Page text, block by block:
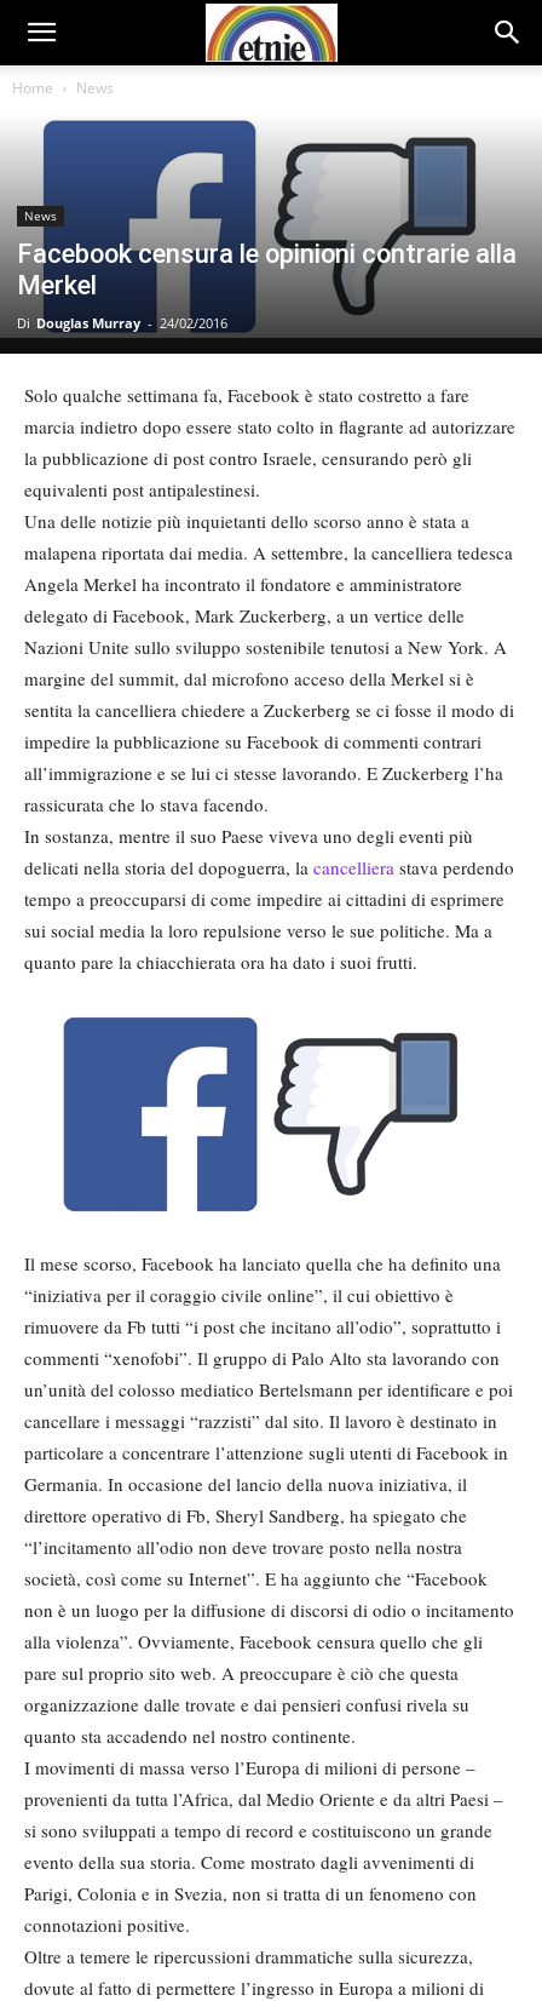
Home News
News
Facebook censura le opinioni contrarie alla
Merkel
Di Douglas Murray - 24/02/2016
Solo qualche settimana fa, Facebook è stato costretto a fare
marcia indietro dopo essere stato colto in flagrante ad autorizzare
la pubblicazione di post contro Israele, censurando però gli
equivalenti post antipalestinesi.
Una delle notizie più inquietanti dello scorso anno è stata a
malapena riportata dai media. A settembre, la cancelliera tedesca
Angela Merkel ha incontrato il fondatore e amministratore
delegato di Facebook, Mark Zuckerberg, a un vertice delle
Nazioni Unite sullo sviluppo sostenibile tenutosi a New York. A
margine del summit, dal microfono acceso della Merkel si è
sentita la cancelliera chiedere a Zuckerberg se ci fosse il modo di
impedire la pubblicazione su Facebook di commenti contrari
all’immigrazione e se lui ci stesse lavorando. E Zuckerberg l’ha
rassicurata che lo stava facendo.
In sostanza, mentre il suo Paese viveva uno degli eventi più
delicati nella storia del dopoguerra, la cancelliera stava perdendo
tempo a preoccuparsi di come impedire ai cittadini di esprimere
sui social media la loro repulsione verso le sue politiche. Ma a
quanto pare la chiacchierata ora ha dato i suoi frutti.
Il mese scorso, Facebook ha lanciato quella che ha definito una
“iniziativa per il coraggio civile online”, il cui obiettivo è
rimuovere da Fb tutti “i post che incitano all’odio”, soprattutto i
commenti “xenofobi”. Il gruppo di Palo Alto sta lavorando con
un’unità del colosso mediatico Bertelsmann per identificare e poi
cancellare i messaggi “razzisti” dal sito. Il lavoro è destinato in
particolare a concentrare l’attenzione sugli utenti di Facebook in
Germania. In occasione del lancio della nuova iniziativa, il
direttore operativo di Fb, Sheryl Sandberg, ha spiegato che
“l’incitamento all’odio non deve trovare posto nella nostra
società, così come su Internet”. E ha aggiunto che “Facebook
non è un luogo per la diffusione di discorsi di odio o incitamento
alla violenza”. Ovviamente, Facebook censura quello che gli
pare sul proprio sito web. A preoccupare è ciò che questa
organizzazione dalle trovate e dai pensieri confusi rivela su
quanto sta accadendo nel nostro continente.
I movimenti di massa verso l’Europa di milioni di persone –
provenienti da tutta l’Africa, dal Medio Oriente e da altri Paesi –
si sono sviluppati a tempo di record e costituiscono un grande
evento della sua storia. Come mostrato dagli avvenimenti di
Parigi, Colonia e in Svezia, non si tratta di un fenomeno con
connotazioni positive.
Oltre a temere le ripercussioni drammatiche sulla sicurezza,
dovute al fatto di permettere l’ingresso in Europa a milioni di